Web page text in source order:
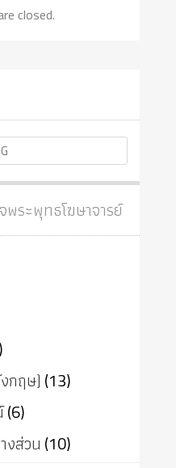
closed.
พระพุทธโฆษาจารย์
กฤษ) (13)
(6)
งส่วน (10)